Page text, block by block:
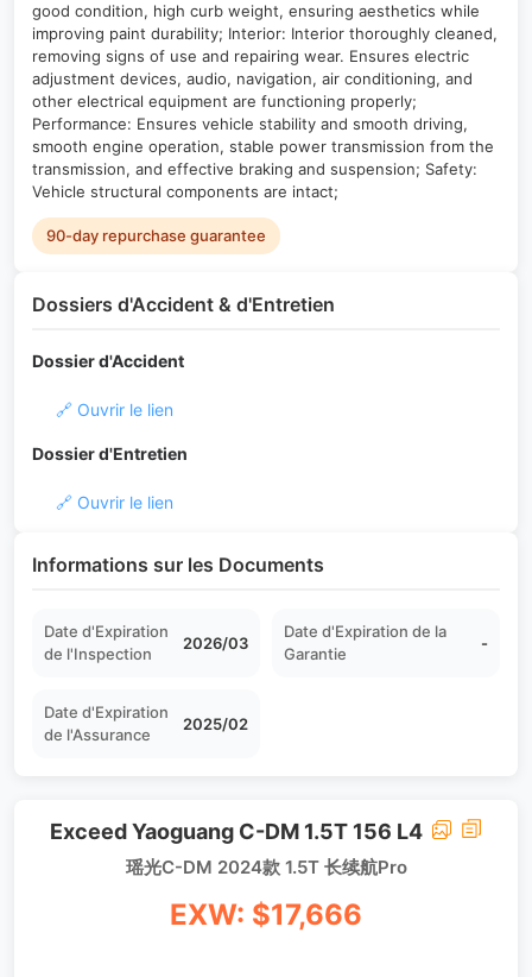
good condition, high curb weight, ensuring aesthetics while
improving paint durability; Interior: Interior thoroughly cleaned,
removing signs of use and repairing wear. Ensures electric
adjustment devices, audio, navigation, air conditioning, and
other electrical equipment are functioning properly;
Performance: Ensures vehicle stability and smooth driving,
smooth engine operation, stable power transmission from the
transmission, and effective braking and suspension; Safety:
Vehicle structural components are intact;
90-day repurchase guarantee
Dossiers d'Accident & d'Entretien
Dossier d'Accident
🔗 Ouvrir le lien
Dossier d'Entretien
🔗 Ouvrir le lien
Informations sur les Documents
Date d'Expiration
de l'Inspection
2026/03
Date d'Expiration de la
Garantie
-
Date d'Expiration
de l'Assurance
2025/02
Exceed Yaoguang C-DM 1.5T 156 L4
瑶光C-DM 2024款 1.5T 长续航Pro
EXW: $17,666